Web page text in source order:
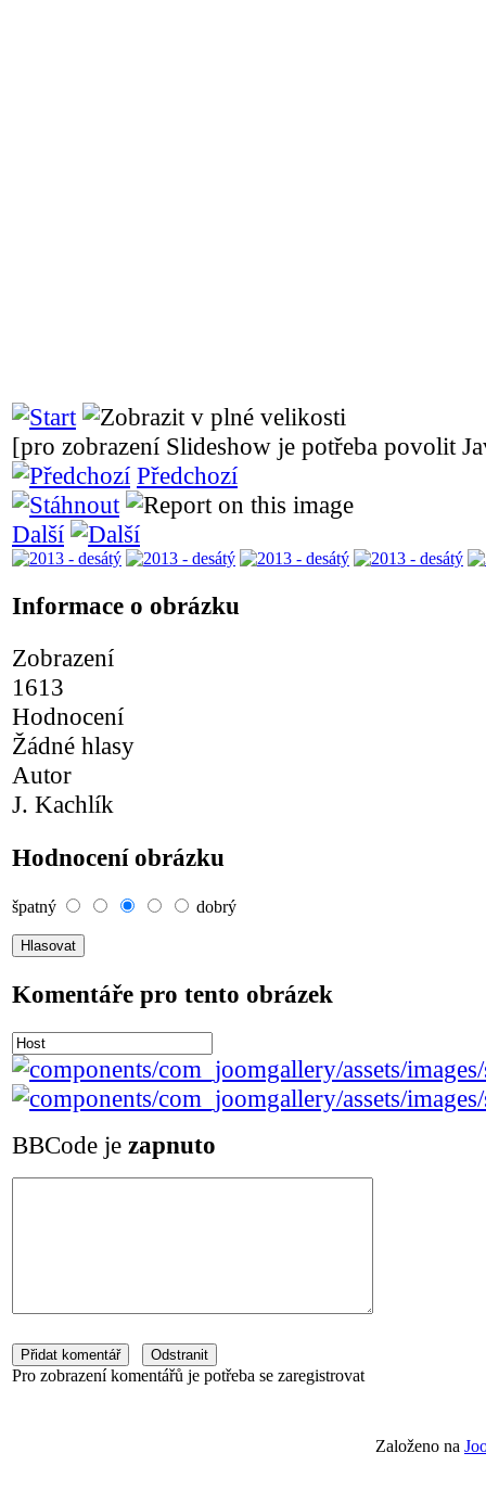
[pro zobrazení Slideshow je potřeba povolit
Předchozí
Další
Informace o obrázku
Zobrazení
1613
Hodnocení
Žádné hlasy
Autor
J. Kachlík
Hodnocení obrázku
špatný dobrý
Komentáře pro tento obrázek
BBCode je zapnuto
Pro zobrazení komentářů je potřeba se zaregistrovat
Založeno na